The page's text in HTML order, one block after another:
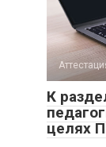
К
целях